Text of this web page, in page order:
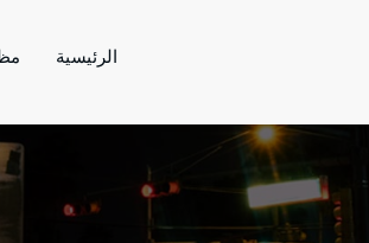
مظلات الحارثي نقوم بتنفيذ اعمال
الرئيسية